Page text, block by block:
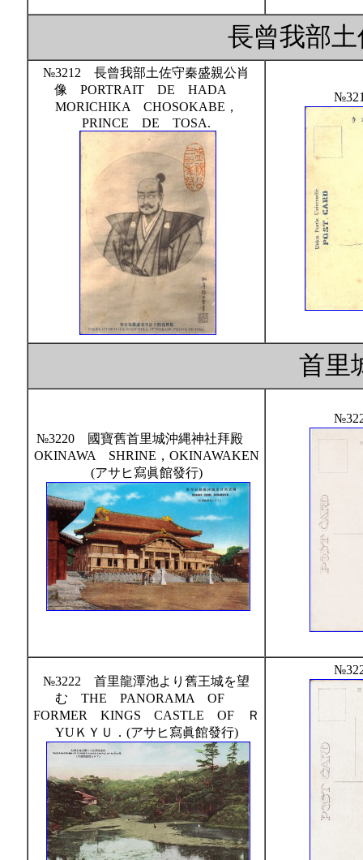
長曾我部
№3212 長曾我部土佐守秦盛親公肖
像 PORTRAIT DE HADA
MORICHIKA CHOSOKABE，
PRINCE DE TOSA.
首里
№3220 國寶舊首里城沖縄神社拜殿
OKINAWA SHRINE，OKINAWAKEN
(アサヒ寫眞館發行)
№3222 首里龍潭池より舊王城を望
む THE PANORAMA OF
FORMER KINGS CASTLE OF Ｒ
YUＫＹＵ．(アサヒ寫眞館發行)